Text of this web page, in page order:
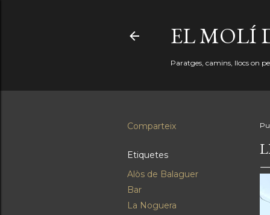
EL MOLÍ
Paratges, camins, llocs on
Comparteix
Etiquetes
Alòs de Balaguer
Bar
La Noguera